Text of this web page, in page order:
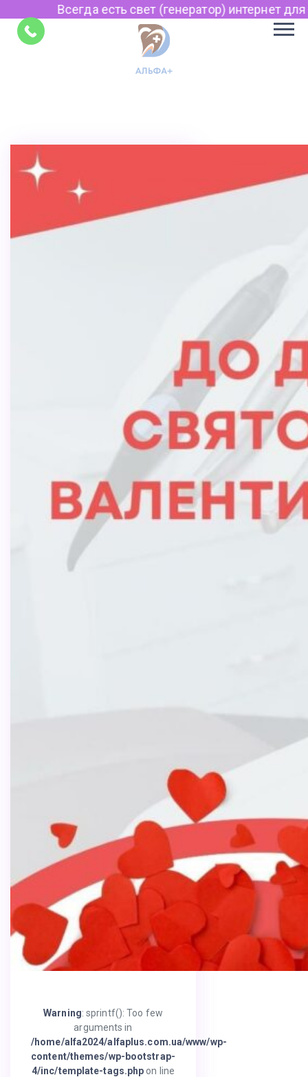
есть свет (генератор) интернет для связи по
Warning: sprintf(): Too few
arguments in
/home/alfa2024/alfaplus.com.ua/www/wp-
content/themes/wp-bootstrap-
4/inc/template-tags.php on line